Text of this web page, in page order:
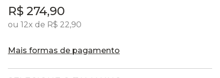
R$ 274,90
ou 12x de R$ 22,90
Mais formas de pagamento